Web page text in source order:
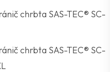
chrbta SAS-TEC® SC-
chrbta SAS-TEC® SC-